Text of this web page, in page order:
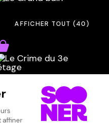
AFFICHER TOUT (40)